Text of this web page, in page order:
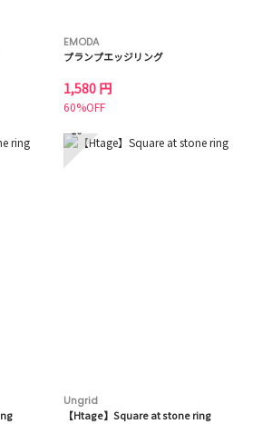
EMODA
プランプエッジリング
1,580 円
60%OFF
10
Ungrid
【Htage】Square at stone ring